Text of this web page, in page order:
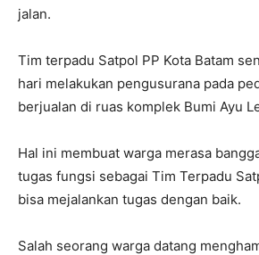
jalan.
Tim terpadu Satpol PP Kota Batam
hari melakukan pengusurana pada
berjualan di ruas komplek Bumi Ayu
Hal ini membuat warga merasa
tugas fungsi sebagai Tim Terpadu
bisa mejalankan tugas dengan baik.
Salah seorang warga datang